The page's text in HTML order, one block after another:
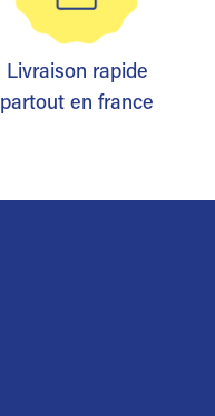
Livraison rapide
partout en france